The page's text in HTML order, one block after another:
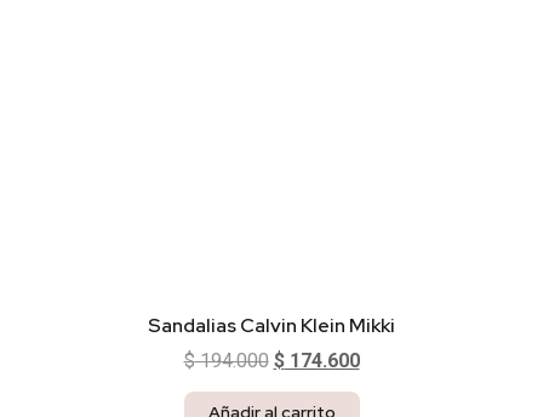
Sandalias Calvin Klein Mikki
$194.000 $174.600
Añadir al carrito